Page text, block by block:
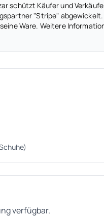
schützt Käufer und
"Stripe"
Ware. Weitere
verfügbar.